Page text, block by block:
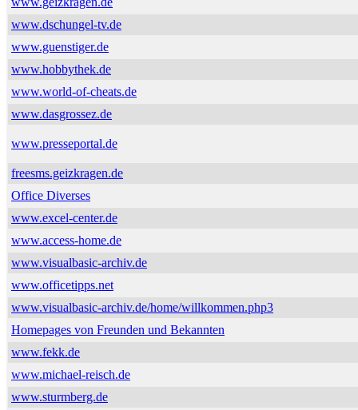
www.dschungel-tv.de
www.guenstiger.de
www.hobbythek.de
www.world-of-cheats.de
www.dasgrossez.de
www.presseportal.de
freesms.geizkragen.de
Office Diverses
www.excel-center.de
www.access-home.de
www.visualbasic-archiv.de
www.officetipps.net
www.visualbasic-archiv.de/home/willkommen.php3
Homepages von Freunden und Bekannten
www.fekk.de
www.michael-reisch.de
www.sturmberg.de